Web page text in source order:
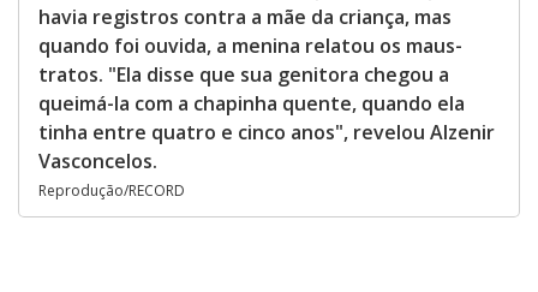
havia registros contra a mãe da criança, mas
quando foi ouvida, a menina relatou os maus-
tratos. "Ela disse que sua genitora chegou a
queimá-la com a chapinha quente, quando ela
tinha entre quatro e cinco anos", revelou Alzenir
Vasconcelos.
Reprodução/RECORD